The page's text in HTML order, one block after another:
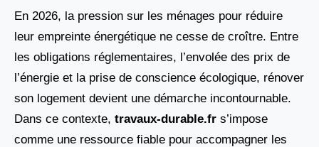
En 2026, la pression sur les ménages pour réduire
leur empreinte énergétique ne cesse de croître. Entre
les obligations réglementaires, l’envolée des prix de
l’énergie et la prise de conscience écologique, rénover
son logement devient une démarche incontournable.
Dans ce contexte, travaux-durable.fr s’impose
comme une ressource fiable pour accompagner les